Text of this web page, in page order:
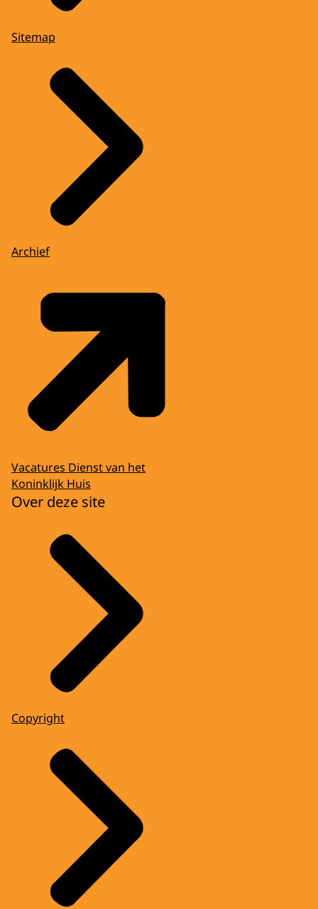
Sitemap
Archief
Vacatures Dienst van het
Koninklijk Huis
Over deze site
Copyright